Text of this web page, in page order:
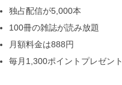
独占配信が5,000本
100冊の雑誌が読み放題
月額料金は888円
毎月1,300ポイントプレゼント